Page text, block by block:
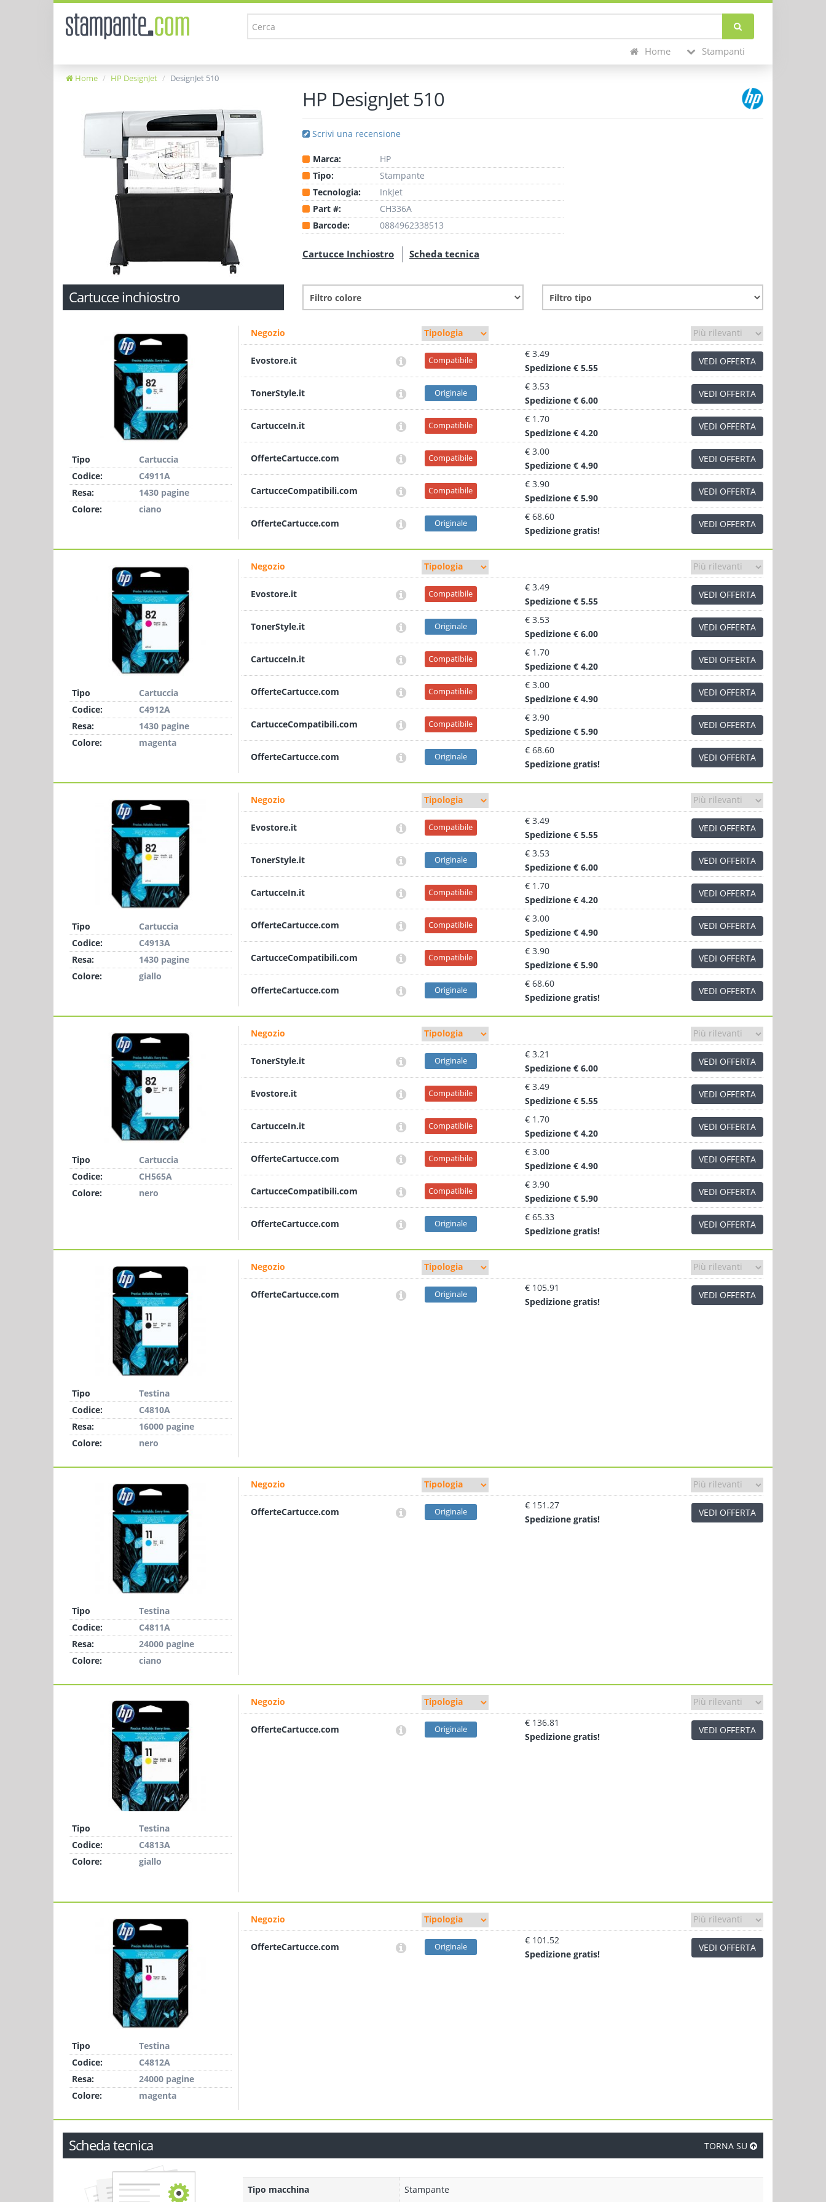
Home Stampanti
Home HP DesignJet DesignJet 510
HP DesignJet 510
Scrivi una recensione
Marca:
HP
Tipo:
Stampante
Tecnologia:
InkJet
Part #:
CH336A
Barcode:
0884962338513
Cartucce Inchiostro Scheda tecnica
Cartucce inchiostro
Tipo
Cartuccia
Codice:
C4911A
Resa:
1430 pagine
Colore:
ciano
Negozio
Evostore.it Compatibile
€ 3.49
Spedizione € 5.55
VEDI OFFERTA
TonerStyle.it Originale
€ 3.53
Spedizione € 6.00
VEDI OFFERTA
CartucceIn.it Compatibile
€ 1.70
Spedizione € 4.20
VEDI OFFERTA
OfferteCartucce.com Compatibile
€ 3.00
Spedizione € 4.90
VEDI OFFERTA
CartucceCompatibili.com Compatibile
€ 3.90
Spedizione € 5.90
VEDI OFFERTA
OfferteCartucce.com Originale
€ 68.60
Spedizione gratis!
VEDI OFFERTA
Tipo
Cartuccia
Codice:
C4912A
Resa:
1430 pagine
Colore:
magenta
Negozio
Evostore.it Compatibile
€ 3.49
Spedizione € 5.55
VEDI OFFERTA
TonerStyle.it Originale
€ 3.53
Spedizione € 6.00
VEDI OFFERTA
CartucceIn.it Compatibile
€ 1.70
Spedizione € 4.20
VEDI OFFERTA
OfferteCartucce.com Compatibile
€ 3.00
Spedizione € 4.90
VEDI OFFERTA
CartucceCompatibili.com Compatibile
€ 3.90
Spedizione € 5.90
VEDI OFFERTA
OfferteCartucce.com Originale
€ 68.60
Spedizione gratis!
VEDI OFFERTA
Tipo
Cartuccia
Codice:
C4913A
Resa:
1430 pagine
Colore:
giallo
Negozio
Evostore.it Compatibile
€ 3.49
Spedizione € 5.55
VEDI OFFERTA
TonerStyle.it Originale
€ 3.53
Spedizione € 6.00
VEDI OFFERTA
CartucceIn.it Compatibile
€ 1.70
Spedizione € 4.20
VEDI OFFERTA
OfferteCartucce.com Compatibile
€ 3.00
Spedizione € 4.90
VEDI OFFERTA
CartucceCompatibili.com Compatibile
€ 3.90
Spedizione € 5.90
VEDI OFFERTA
OfferteCartucce.com Originale
€ 68.60
Spedizione gratis!
VEDI OFFERTA
Tipo
Cartuccia
Codice:
CH565A
Colore:
nero
Negozio
TonerStyle.it Originale
€ 3.21
Spedizione € 6.00
VEDI OFFERTA
Evostore.it Compatibile
€ 3.49
Spedizione € 5.55
VEDI OFFERTA
CartucceIn.it Compatibile
€ 1.70
Spedizione € 4.20
VEDI OFFERTA
OfferteCartucce.com Compatibile
€ 3.00
Spedizione € 4.90
VEDI OFFERTA
CartucceCompatibili.com Compatibile
€ 3.90
Spedizione € 5.90
VEDI OFFERTA
OfferteCartucce.com Originale
€ 65.33
Spedizione gratis!
VEDI OFFERTA
Tipo
Testina
Codice:
C4810A
Resa:
16000 pagine
Colore:
nero
Negozio
OfferteCartucce.com Originale
€ 105.91
Spedizione gratis!
VEDI OFFERTA
Tipo
Testina
Codice:
C4811A
Resa:
24000 pagine
Colore:
ciano
Negozio
OfferteCartucce.com Originale
€ 151.27
Spedizione gratis!
VEDI OFFERTA
Tipo
Testina
Codice:
C4813A
Colore:
giallo
Negozio
OfferteCartucce.com Originale
€ 136.81
Spedizione gratis!
VEDI OFFERTA
Tipo
Testina
Codice:
C4812A
Resa:
24000 pagine
Colore:
magenta
Negozio
OfferteCartucce.com Originale
€ 101.52
Spedizione gratis!
VEDI OFFERTA
Scheda tecnica TORNA SU
Tipo macchina Stampante